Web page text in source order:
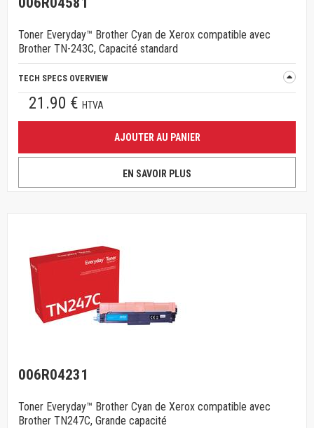
Toner Everyday™ Brother Cyan de Xerox compatible avec
Brother TN-243C, Capacité standard
TECH SPECS OVERVIEW
21.90 € HTVA
AJOUTER AU PANIER
EN SAVOIR PLUS
006R04231
Toner Everyday™ Brother Cyan de Xerox compatible avec
Brother TN247C, Grande capacité